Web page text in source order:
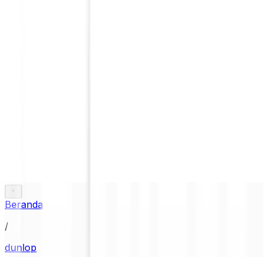
Beranda
/
dunlop